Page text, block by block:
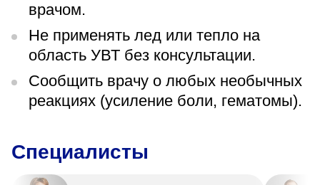
врачом.
Не применять лед или тепло на
область УВТ без консультации.
Сообщить врачу о любых необычных
реакциях (усиление боли, гематомы).
Специалисты